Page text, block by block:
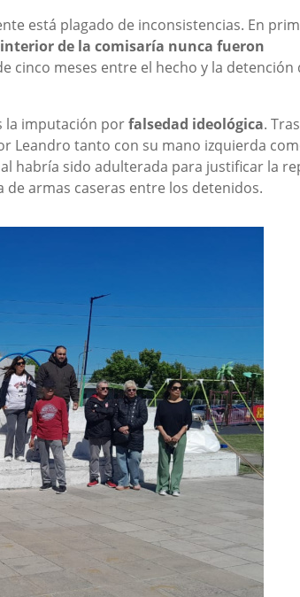
está plagado de inconsistencias. En
de la comisaría nunca fueron
cinco meses entre el hecho y la detención
la imputación porfalsedad ideológica.
Leandro tanto con su mano izquierda
habría sido adulterada para justificar la
armas caseras entre los detenidos.